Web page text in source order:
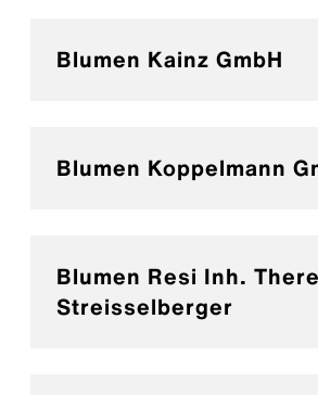
Blumen Kainz GmbH
Blumen Koppelmann
Blumen Resi Inh.
Streisselberger